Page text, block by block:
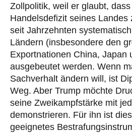
Zollpolitik, weil er glaubt,
Handelsdefizit seines Landes
seit Jahrzehnten
Ländern (insbesondere den
Exportnationen China, Japan
ausgebeutet werden. Wenn
Sachverhalt ändern will, ist
Weg. Aber Trump möchte
seine Zweikampfstärke mit
demonstrieren. Für ihn ist
geeignetes